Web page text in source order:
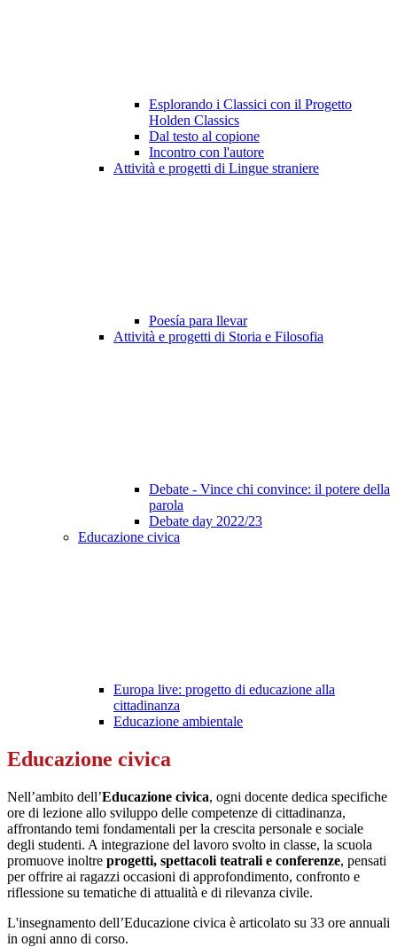
Esplorando i Classici con il Progetto
Holden Classics
Dal testo al copione
Incontro con l'autore
Attività e progetti di Lingue straniere
Poesía para llevar
Attività e progetti di Storia e Filosofia
Debate - Vince chi convince: il potere della
parola
Debate day 2022/23
Educazione civica
Europa live: progetto di educazione alla
cittadinanza
Educazione ambientale
Educazione civica
Nell’ambito dell’Educazione civica, ogni docente dedica specifiche
ore di lezione allo sviluppo delle competenze di cittadinanza,
affrontando temi fondamentali per la crescita personale e sociale
degli studenti. A integrazione del lavoro svolto in classe, la scuola
promuove inoltre progetti, spettacoli teatrali e conferenze, pensati
per offrire ai ragazzi occasioni di approfondimento, confronto e
riflessione su tematiche di attualità e di rilevanza civile.
L'insegnamento dell’Educazione civica è articolato su 33 ore annuali
in ogni anno di corso.